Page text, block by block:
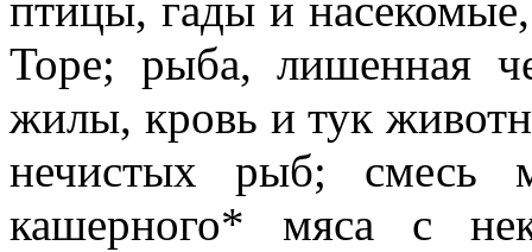
птицы, гады и
Торе; рыба, лишенная
жилы, кровь и тук
нечистых рыб; смесь
кашерного* мяса с